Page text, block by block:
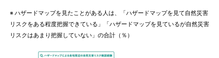
※ ハザードマップを見たことがある人は、「ハザードマップを見て自然災害
リスクをある程度把握できている」「ハザードマップを見ているが自然災害
リスクはあまり把握していない」の合計（％）